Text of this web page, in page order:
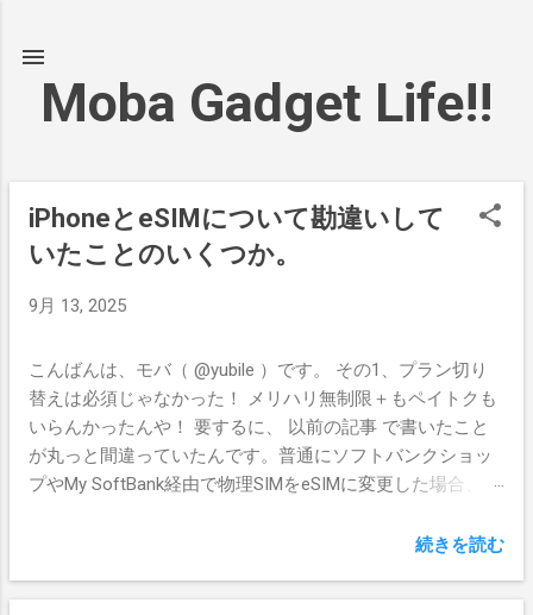
Moba Gadget Life!!
投
稿
iPhoneとeSIMについて勘違いして
いたことのいくつか。
9月 13, 2025
こんばんは、モバ（ @yubile ）です。 その1、プラン切り
替えは必須じゃなかった！ メリハリ無制限＋もペイトクも
いらんかったんや！ 要するに、 以前の記事 で書いたこと
が丸っと間違っていたんです。普通にソフトバンクショッ
プやMy SoftBank経由で物理SIMをeSIMに変更した場合、手
プランの変更を強制されるわ、なんですが。 iPhoneの
ま というオチでした！ また、同じiPhone本体で物理SIM
続きを読む